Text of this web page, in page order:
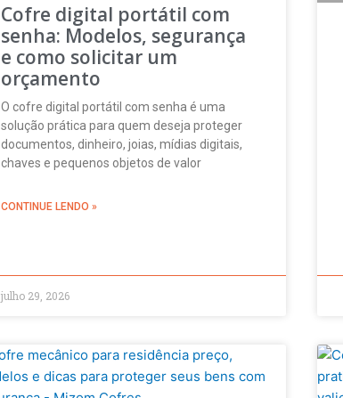
Cofre digital portátil com
senha: Modelos, segurança
e como solicitar um
orçamento
O cofre digital portátil com senha é uma
solução prática para quem deseja proteger
documentos, dinheiro, joias, mídias digitais,
chaves e pequenos objetos de valor
CONTINUE LENDO »
julho 29, 2026